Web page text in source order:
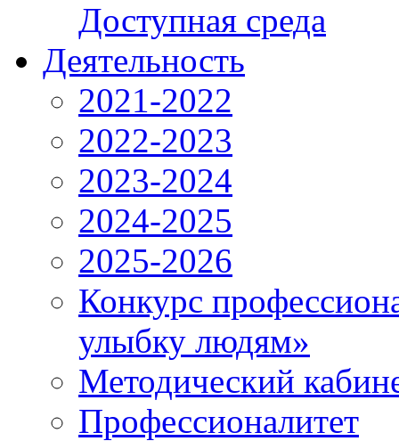
Доступная среда
Деятельность
2021-2022
2022-2023
2023-2024
2024-2025
2025-2026
Конкурс
улыбку людям»
Методический
Профессионалитет